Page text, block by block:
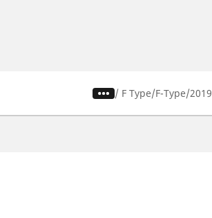
/ F Type F-Type 2019